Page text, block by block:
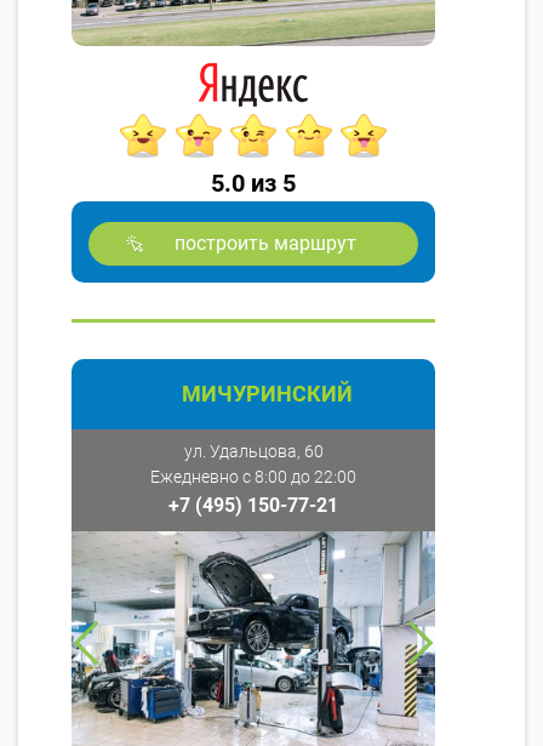
5.0 из 5
построить маршрут
МИЧУРИНСКИЙ
ул. Удальцова, 60
Ежедневно с 8:00 до 22:00
+7 (495) 150-77-21